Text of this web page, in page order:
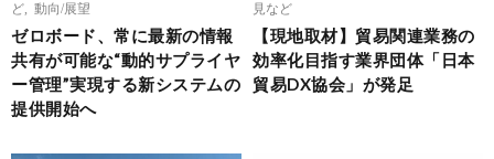
ど
動向/展望
ゼロボード、常に最新の情報
共有が可能な“動的サプライヤ
ー管理”実現する新システムの
提供開始へ
見など
【現地取材】貿易関連業務の
効率化目指す業界団体「日本
貿易DX協会」が発足